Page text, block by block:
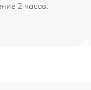
2 часов.